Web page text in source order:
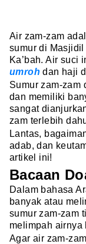
Air zam-zam
sumur di
Ka’bah. Air
umroh dan haji
Sumur zam-zam
dan memiliki
sangat
zam terlebih
Lantas,
adab, dan
artikel ini!
Bacaan
Dalam bahasa
banyak atau
sumur zam-zam
melimpah airnya
Agar air zam-